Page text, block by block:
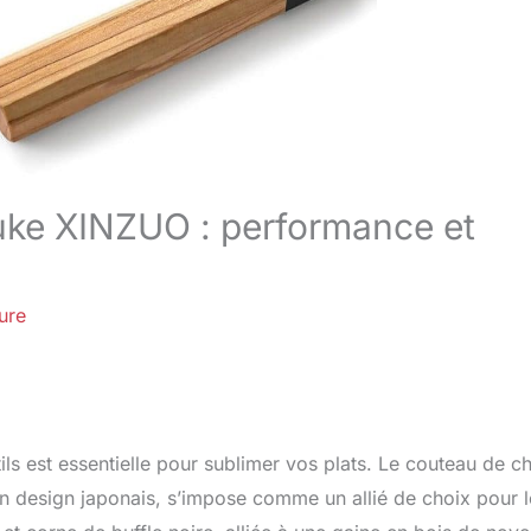
XINZUO : performance et
est essentielle pour sublimer vos plats. Le couteau de
design japonais, s’impose comme un allié de choix pour